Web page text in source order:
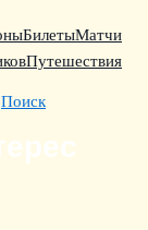
БилетыМатчи
Путешествия
Поиск